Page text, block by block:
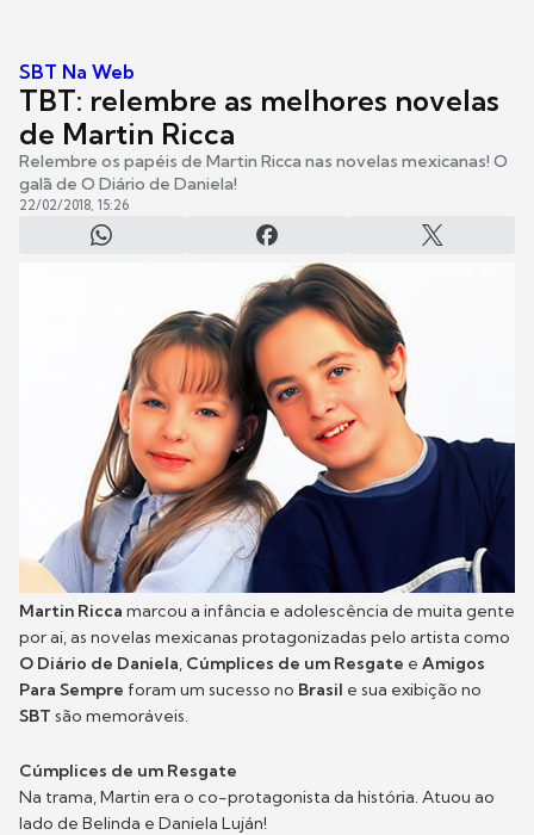
SBT Na Web
TBT: relembre as melhores novelas
de Martin Ricca
Relembre os papéis de Martin Ricca nas novelas mexicanas! O
galã de O Diário de Daniela!
22/02/2018, 15:26
Martin Ricca marcou a infância e adolescência de muita gente
por ai, as novelas mexicanas protagonizadas pelo artista como
O Diário de Daniela, Cúmplices de um Resgate e Amigos
Para Sempre foram um sucesso no Brasil e sua exibição no
SBT são memoráveis.
Cúmplices de um Resgate
Na trama, Martin era o co-protagonista da história. Atuou ao
lado de Belinda e Daniela Luján!